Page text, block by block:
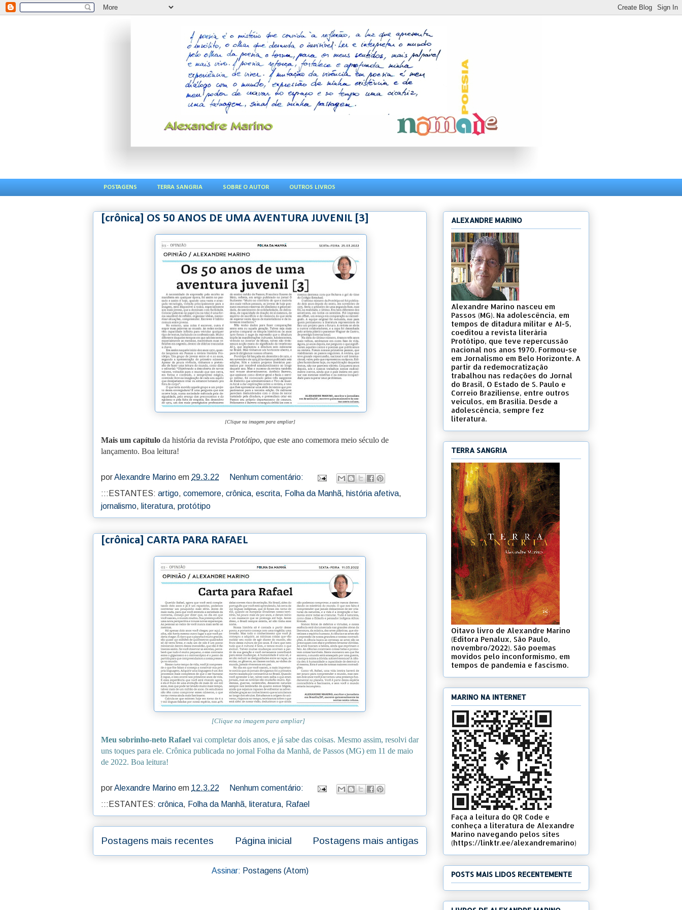
POSTAGENS TERRA SANGRIA SOBRE O AUTOR OUTROS LIVROS
[crônica] OS 50 ANOS DE UMA AVENTURA JUVENIL [3]
[Clique na imagem para ampliar]
Mais um capítulo da história da revista Protótipo, que este ano comemora meio século de
lançamento. Boa leitura!
porAlexandre Marino em 29.3.22
Nenhum comentário:
:::ESTANTES: artigo, comemore, crônica, escrita, Folha da Manhã, história afetiva,
jornalismo, literatura, protótipo
[crônica] CARTA PARA RAFAEL
[Clique na imagem para ampliar]
Meu sobrinho-neto Rafael vai completar dois anos, e já sabe das coisas. Mesmo assim, resolvi dar
uns toques para ele. Crônica publicada no jornal Folha da Manhã, de Passos (MG) em 11 de maio
de 2022. Boa leitura!
porAlexandre Marino em 12.3.22
Nenhum comentário:
:::ESTANTES: crônica, Folha da Manhã, literatura, Rafael
Postagens mais recentes Postagens mais antigas
Página inicial
Assinar: Postagens (Atom)
ALEXANDRE MARINO
Alexandre Marino nasceu em
Passos (MG). Na adolescência, em
tempos de ditadura militar e AI-5,
coeditou a revista literária
Protótipo, que teve repercussão
nacional nos anos 1970. Formou-se
em Jornalismo em Belo Horizonte. A
partir da redemocratização
trabalhou nas redações do Jornal
do Brasil, O Estado de S. Paulo e
Correio Braziliense, entre outros
veículos, em Brasília. Desde a
adolescência, sempre fez
literatura.
TERRA SANGRIA
Oitavo livro de Alexandre Marino
(Editora Penalux, São Paulo,
novembro/2022). São poemas
movidos pelo inconformismo, em
tempos de pandemia e fascismo.
MARINO NA INTERNET
Faça a leitura do QR Code e
conheça a literatura de Alexandre
Marino navegando pelos sites
(https://linktr.ee/alexandremarino)
POSTS MAIS LIDOS RECENTEMENTE